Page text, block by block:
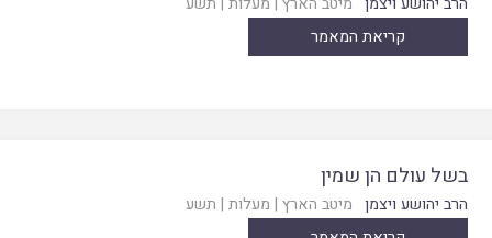
קריאת המאמר
בשל עולם הן שמין
הרב יהושע ויצמן מיטב הארץ | מעלות | תשע